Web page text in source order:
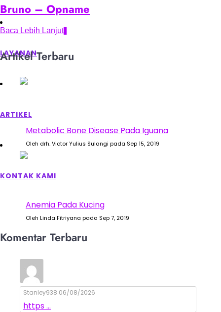
LAYANAN
ARTIKEL
KONTAK KAMI
Bruno – Opname
Baca Lebih Lanjut
Artikel Terbaru
Metabolic Bone Disease Pada Iguana
Oleh drh. Victor Yulius Sulangi pada Sep 15, 2019
Anemia Pada Kucing
Oleh Linda Fitriyana pada Sep 7, 2019
Komentar Terbaru
Stanley938 06/08/2026
https ...